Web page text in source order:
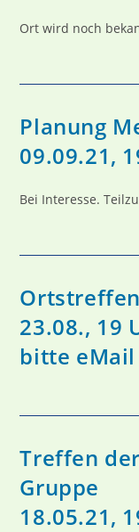
Ort wird noch
Planung
09.09.21,
Bei Interesse.
23.08., 19
bitte
Treffen
Gruppe
18.05.21,